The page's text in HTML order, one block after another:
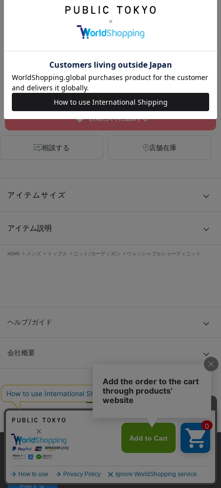
カートに入れる
お気に入りに追加する
相談する 店舗在庫
アイテムサイズ
アイテム説明
HOME > メンズ > トップス > ニット/カーディガン > ウォッシャブルショーティニット
ヘルプ/ガイド
会社概要
当サイトはクッキー(cookie)を使用します。クッキーはサイト内
の一部の機能および、サイトの使用状況の分析からマーケティ
プライバシーポリシーはこちら
承諾する